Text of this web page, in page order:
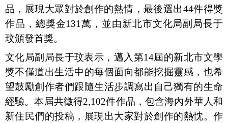
品，展現大眾對於創作的熱情，最後選出44件得獎
作品，總獎金131 萬，並由新北市文化局副局長于
玟頒發首獎。
文化局副局長于玟表示，邁入第14屆的新北市文學
獎不僅道出生活中的每個面向都能挖掘靈感，也希
望鼓勵創作者們跟隨生活步調寫出自己獨有的生命
經驗。本屆共徵得2,102件作品，包含海內外華人和
新住民們的投稿，展現出大家對於創作的熱忱。作